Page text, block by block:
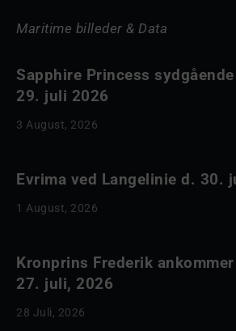
Maritime billeder & Data
Sapphire Princess
29. juli 2026
3 August, 2026
Evrima ved Langelinie d. 30.
1 August, 2026
Kronprins Frederik
27. juli, 2026
28 Juli, 2026